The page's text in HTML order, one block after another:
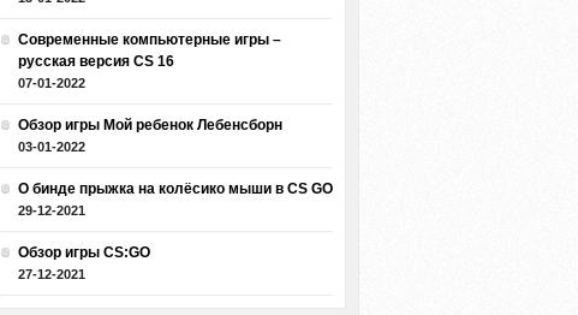
Современные компьютерные игры –
русская версия CS 16
07-01-2022
Обзор игры Мой ребенок Лебенсборн
03-01-2022
О бинде прыжка на колёсико мыши в CS GO
29-12-2021
Обзор игры CS:GO
27-12-2021